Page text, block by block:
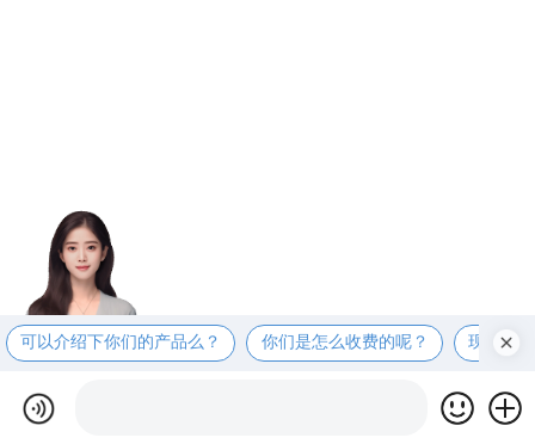
可以介绍下你们的产品么？ 你们是怎么收费的呢？ 现在有